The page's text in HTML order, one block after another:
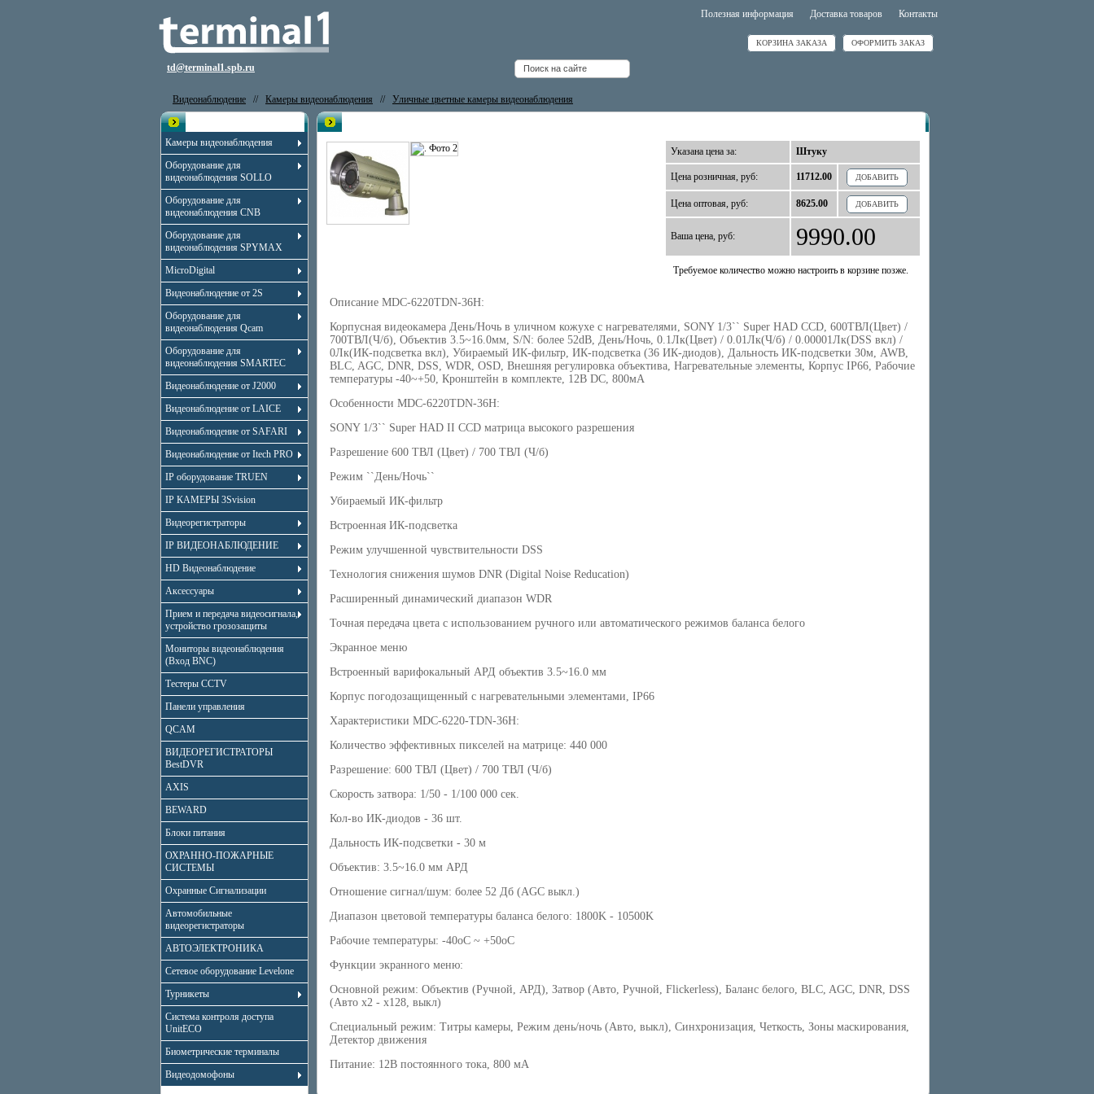
td@terminal1.spb.ru
Полезная информация Доставка товаров Контакты
КОРЗИНА ЗАКАЗА ОФОРМИТЬ ЗАКАЗ
Видеонаблюдение // Камеры видеонаблюдения // Уличные цветные камеры видеонаблюдения
Камеры видеонаблюдения
Оборудование для
видеонаблюдения SOLLO
Оборудование для
видеонаблюдения CNB
Оборудование для
видеонаблюдения SPYMAX
MicroDigital
Видеонаблюдение от 2S
Оборудование для
видеонаблюдения Qcam
Оборудование для
видеонаблюдения SMARTEC
Видеонаблюдение от J2000
Видеонаблюдение от LAICE
Видеонаблюдение от SAFARI
Видеонаблюдение от Itech PRO
IP оборудование TRUEN
IP КАМЕРЫ 3Svision
Видеорегистраторы
IP ВИДЕОНАБЛЮДЕНИЕ
HD Видеонаблюдение
Аксессуары
Прием и передача видеосигнала,
устройство грозозащиты
Мониторы видеонаблюдения
(Вход BNC)
Тестеры CCTV
Панели управления
QCAM
ВИДЕОРЕГИСТРАТОРЫ
BestDVR
AXIS
BEWARD
Блоки питания
ОХРАННО-ПОЖАРНЫЕ
СИСТЕМЫ
Охранные Сигнализации
Автомобильные
видеорегистраторы
АВТОЭЛЕКТРОНИКА
Сетевое оборудование Levelone
Турникеты
Система контроля доступа
UnitECO
Биометрические терминалы
Видеодомофоны
Указана цена за: Штуку
Цена розничная, руб: 11712.00 ДОБАВИТЬ
Цена оптовая, руб: 8625.00 ДОБАВИТЬ
Ваша цена, руб: 9990.00
Требуемое количество можно настроить в корзине позже.
Описание MDC-6220TDN-36H:
Корпусная видеокамера День/Ночь в уличном кожухе с нагревателями, SONY 1/3`` Super HAD CCD, 600ТВЛ(Цвет) /
700ТВЛ(Ч/б), Объектив 3.5~16.0мм, S/N: более 52dB, День/Ночь, 0.1Лк(Цвет) / 0.01Лк(Ч/б) / 0.00001Лк(DSS вкл) /
0Лк(ИК-подсветка вкл), Убираемый ИК-фильтр, ИК-подсветка (36 ИК-диодов), Дальность ИК-подсветки 30м, AWB,
BLC, AGC, DNR, DSS, WDR, OSD, Внешняя регулировка объектива, Нагревательные элементы, Корпус IP66, Рабочие
температуры -40~+50, Кронштейн в комплекте, 12В DC, 800мА
Особенности MDC-6220TDN-36Н:
SONY 1/3`` Super HAD II CCD матрица высокого разрешения
Разрешение 600 ТВЛ (Цвет) / 700 ТВЛ (Ч/б)
Режим ``День/Ночь``
Убираемый ИК-фильтр
Встроенная ИК-подсветка
Режим улучшенной чувствительности DSS
Технология снижения шумов DNR (Digital Noise Reducation)
Расширенный динамический диапазон WDR
Точная передача цвета с использованием ручного или автоматического режимов баланса белого
Экранное меню
Встроенный варифокальный АРД объектив 3.5~16.0 мм
Корпус погодозащищенный с нагревательными элементами, IP66
Характеристики MDC-6220-TDN-36H:
Количество эффективных пикселей на матрице: 440 000
Разрешение: 600 ТВЛ (Цвет) / 700 ТВЛ (Ч/б)
Скорость затвора: 1/50 - 1/100 000 сек.
Кол-во ИК-диодов - 36 шт.
Дальность ИК-подсветки - 30 м
Объектив: 3.5~16.0 мм АРД
Отношение сигнал/шум: более 52 Дб (AGC выкл.)
Диапазон цветовой температуры баланса белого: 1800K - 10500K
Рабочие температуры: -40оС ~ +50оС
Функции экранного меню:
Основной режим: Объектив (Ручной, АРД), Затвор (Авто, Ручной, Flickerless), Баланс белого, BLC, AGC, DNR, DSS
(Авто x2 - x128, выкл)
Специальный режим: Титры камеры, Режим день/ночь (Авто, выкл), Синхронизация, Четкость, Зоны маскирования,
Детектор движения
Питание: 12В постоянного тока, 800 мА